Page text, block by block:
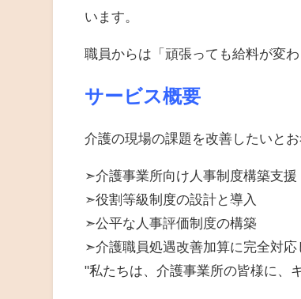
います。
職員からは「頑張っても給料が変
サービス概要
介護の現場の課題を改善したいと
➣介護事業所向け人事制度構築支援
➣役割等級制度の設計と導入
➣公平な人事評価制度の構築
➣介護職員処遇改善加算に完全対応
"私たちは、介護事業所の皆様に、